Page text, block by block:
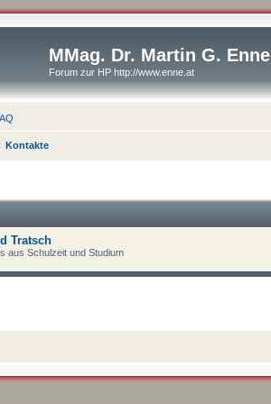
MMag. Dr. Martin G. Enne
Forum zur HP http://www.enne.at
Kontakte
Tratsch
aus Schulzeit und Studium